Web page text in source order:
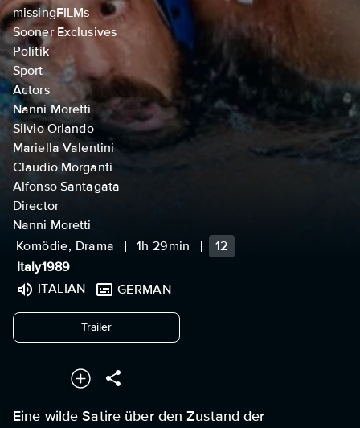
missingFILMs
Sooner Exclusives
Politik
Sport
Actors
Nanni Moretti
Silvio Orlando
Mariella Valentini
Claudio Morganti
Alfonso Santagata
Director
Nanni Moretti
Komödie, Drama
1h 29min
12
Italy1989
ITALIAN
GERMAN
Trailerundefined
Eine wilde Satire über den Zustand der